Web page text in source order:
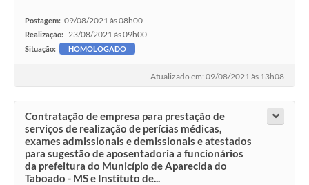
Postagem: 09/08/2021 às 08h00
Realização: 23/08/2021 às 09h00
Situação: HOMOLOGADO
Atualizado em: 09/08/2021 às 13h08
Contratação de empresa para prestação de
serviços de realização de perícias médicas,
exames admissionais e demissionais e atestados
para sugestão de aposentadoria a funcionários
da prefeitura do Município de Aparecida do
Taboado - MS e Instituto de...